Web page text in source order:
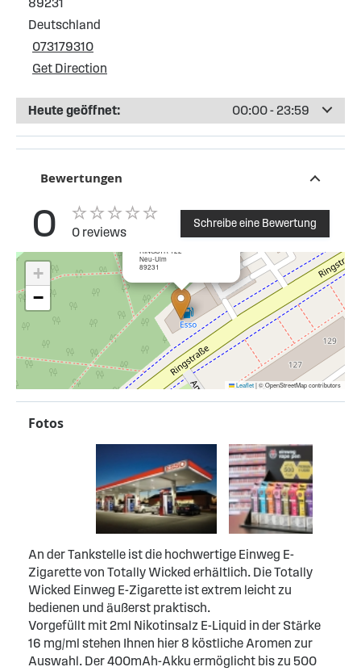
89231
Deutschland
073179310
Get Direction
Heute geöffnet: 00:00 - 23:59
Bewertungen
0 0 reviews
Schreibe eine Bewertung
RINGSTR 122
Neu-Ulm
89231
×
+
−
Leaflet|© OpenStreetMap contributors
Fotos
An der Tankstelle ist die hochwertige Einweg E-
Zigarette von Totally Wicked erhältlich. Die Totally
Wicked Einweg E-Zigarette ist extrem leicht zu
bedienen und äußerst praktisch.
Vorgefüllt mit 2ml Nikotinsalz E-Liquid in der Stärke
16 mg/ml stehen Ihnen hier 8 köstliche Aromen zur
Auswahl. Der 400mAh-Akku ermöglicht bis zu 500